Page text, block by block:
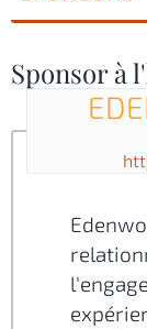
Sponsor à